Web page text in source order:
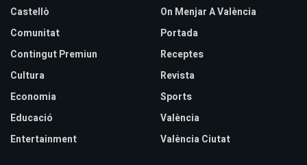
Castellò
Comunitat
Contingut Premiun
Cultura
Economia
Educació
Entertainment
On Menjar A València
Portada
Receptes
Revista
Sports
València
València Ciutat